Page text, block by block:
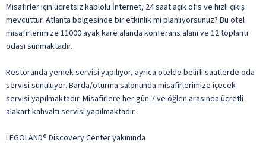
Misafirler için ücretsiz kablolu İnternet, 24 saat açık ofis ve hızlı çıkış
mevcuttur. Atlanta bölgesinde bir etkinlik mi planlıyorsunuz? Bu otel
misafirlerimize 11000 ayak kare alanda konferans alanı ve 12 toplantı
odası sunmaktadır.
Restoranda yemek servisi yapılıyor, ayrıca otelde belirli saatlerde oda
servisi sunuluyor. Barda/oturma salonunda misafirlerimize içecek
servisi yapılmaktadır. Misafirlere her gün 7 ve öğlen arasında ücretli
alakart kahvaltı servisi yapılmaktadır.
LEGOLAND® Discovery Center yakınında